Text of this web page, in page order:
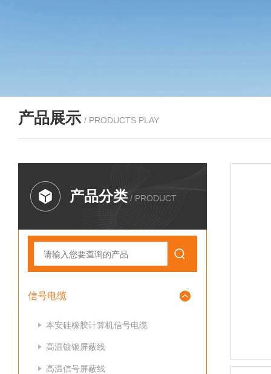
产品展示 / PRODUCTS PLAY
产品分类 / PRODUCT
信号电缆
本安硅橡胶计算机信号电缆
高温镀银屏蔽线
高温信号屏蔽线